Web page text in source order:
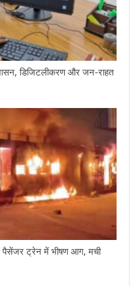
डिजिटलीकरण और जन-राहत
ट्रेन में भीषण आग, मची